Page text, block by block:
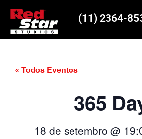
(11) 2364-
« Todos Eventos
365
18 de setembro @